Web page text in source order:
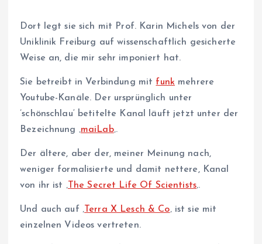
Dort legt sie sich mit Prof. Karin Michels von der
Uniklinik Freiburg auf wissenschaftlich gesicherte
Weise an, die mir sehr imponiert hat.
Sie betreibt in Verbindung mit funk mehrere
Youtube-Kanäle. Der ursprünglich unter
’schönschlau‘ betitelte Kanal läuft jetzt unter der
Bezeichnung ‚maiLab‚.
Der ältere, aber der, meiner Meinung nach,
weniger formalisierte und damit nettere, Kanal
von ihr ist ‚The Secret Life Of Scientists‚.
Und auch auf ‚ Terra X Lesch & Co‚ ist sie mit
einzelnen Videos vertreten.